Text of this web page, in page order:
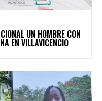
UN HOMBRE CON
EN VILLAVICENCIO